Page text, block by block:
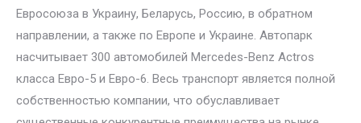
Евросоюза в Украину, Беларусь, Россию, в обратном
направлении, а также по Европе и Украине. Автопарк
насчитывает 300 автомобилей Mercedes-Benz Actros
класса Евро-5 и Евро-6. Весь транспорт является полной
собственностью компании, что обуславливает